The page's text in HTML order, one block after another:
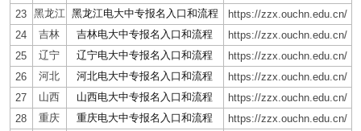
23 黑龙江 黑龙江电大中专报名入口和流程
https://zzx.ouchn.edu.cn/
24
吉林 吉林电大中专报名入口和流程
https://zzx.ouchn.edu.cn/
25
辽宁 辽宁电大中专报名入口和流程
https://zzx.ouchn.edu.cn/
26
河北 河北电大中专报名入口和流程
https://zzx.ouchn.edu.cn/
27
山西 山西电大中专报名入口和流程
https://zzx.ouchn.edu.cn/
28
重庆 重庆电大中专报名入口和流程
https://zzx.ouchn.edu.cn/